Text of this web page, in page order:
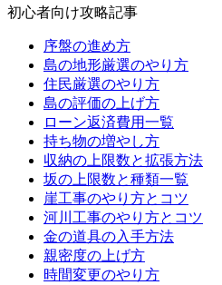
初心者向け攻略記事
序盤の進め方
島の地形厳選のやり方
住民厳選のやり方
島の評価の上げ方
ローン返済費用一覧
持ち物の増やし方
収納の上限数と拡張方法
坂の上限数と種類一覧
崖工事のやり方とコツ
河川工事のやり方とコツ
金の道具の入手方法
親密度の上げ方
時間変更のやり方